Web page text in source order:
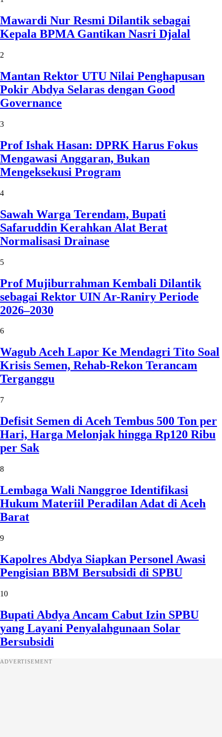
Mawardi Nur Resmi Dilantik sebagai
Kepala BPMA Gantikan Nasri Djalal
2
Mantan Rektor UTU Nilai Penghapusan
Pokir Abdya Selaras dengan Good
Governance
3
Prof Ishak Hasan: DPRK Harus Fokus
Mengawasi Anggaran, Bukan
Mengeksekusi Program
4
Sawah Warga Terendam, Bupati
Safaruddin Kerahkan Alat Berat
Normalisasi Drainase
5
Prof Mujiburrahman Kembali Dilantik
sebagai Rektor UIN Ar-Raniry Periode
2026–2030
6
Wagub Aceh Lapor Ke Mendagri Tito Soal
Krisis Semen, Rehab-Rekon Terancam
Terganggu
7
Defisit Semen di Aceh Tembus 500 Ton per
Hari, Harga Melonjak hingga Rp120 Ribu
per Sak
8
Lembaga Wali Nanggroe Identifikasi
Hukum Materiil Peradilan Adat di Aceh
Barat
9
Kapolres Abdya Siapkan Personel Awasi
Pengisian BBM Bersubsidi di SPBU
10
Bupati Abdya Ancam Cabut Izin SPBU
yang Layani Penyalahgunaan Solar
Bersubsidi
ADVERTISEMENT